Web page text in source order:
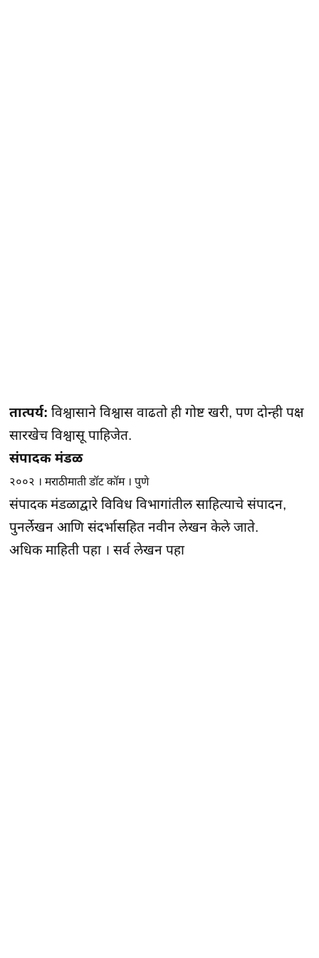
तात्पर्य: विश्वासाने विश्वास वाढतो ही गोष्ट खरी, पण दोन्ही पक्ष
सारखेच विश्वासू पाहिजेत.
संपादक मंडळ
२००२ । मराठीमाती डॉट कॉम । पुणे
संपादक मंडळाद्वारे विविध विभागांतील साहित्याचे संपादन,
पुनर्लेखन आणि संदर्भासहित नवीन लेखन केले जाते.
अधिक माहिती पहा।सर्व लेखन पहा